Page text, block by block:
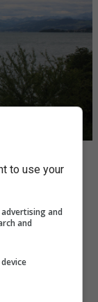
to use your
and
and